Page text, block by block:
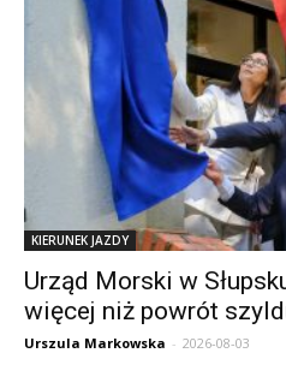
KIERUNEK JAZDY
Urząd Morski w
więcej niż powrót
Urszula Markowska - 2026-08-03